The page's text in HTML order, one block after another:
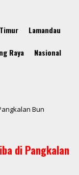
Lamandau
Raya Nasional
Bun
di Pangkalan